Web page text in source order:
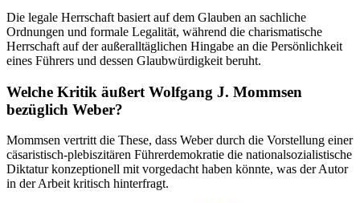
Die legale Herrschaft basiert auf dem Glauben an sachliche
Ordnungen und formale Legalität, während die charismatische
Herrschaft auf der außeralltäglichen Hingabe an die Persönlichkeit
eines Führers und dessen Glaubwürdigkeit beruht.
Welche Kritik äußert Wolfgang J. Mommsen
bezüglich Weber?
Mommsen vertritt die These, dass Weber durch die Vorstellung einer
cäsaristisch-plebiszitären Führerdemokratie die nationalsozialistische
Diktatur konzeptionell mit vorgedacht haben könnte, was der Autor
in der Arbeit kritisch hinterfragt.